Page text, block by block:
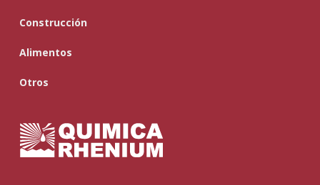
Construcción
Alimentos
Otros